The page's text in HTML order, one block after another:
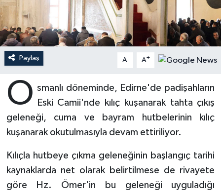
Paylaş A- A+
O smanlı döneminde, Edirne'de padişahların
Eski Camii'nde kılıç kuşanarak tahta çıkış
geleneği, cuma ve bayram hutbelerinin kılıç
kuşanarak okutulmasıyla devam ettiriliyor.
Kılıçla hutbeye çıkma geleneğinin başlangıç tarihi
kaynaklarda net olarak belirtilmese de rivayete
göre Hz. Ömer'in bu geleneği uyguladığı
Aydın Müftülüğü
Balıkesir Müftülüğü
Bartın Müftülüğü
Batman Müftülüğü
Bilecik Müftülüğü
Bingöl Müftülüğü
Bitlis Müftülüğü
Mukabele
Peygamberimizin Hayatı
Ramazan
Sahabeler
DİYANET GENÇLİK
DİYANET RADYO/TV
DEPREM
Dünya
Kültür-Sanat
Aile
Sağlık